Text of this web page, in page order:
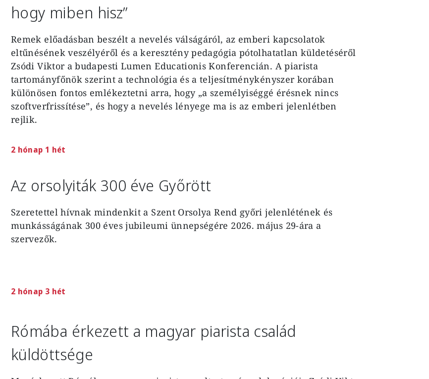
hogy miben hisz”
Remek előadásban beszélt a nevelés válságáról, az emberi kapcsolatok
eltűnésének veszélyéről és a keresztény pedagógia pótolhatatlan küldetéséről
Zsódi Viktora budapesti Lumen Educationis Konferencián. A piarista
tartományfőnök szerint a technológia és a teljesítménykényszer korában
különösen fontos emlékeztetni arra, hogy „a személyiséggé érésnek nincs
szoftverfrissítése”, és hogy a nevelés lényege ma is az emberi jelenlétben
rejlik.
2 hónap 1 hét
Az orsolyiták 300 éve Győrött
Szeretettel hívnak mindenkit a Szent Orsolya Rend győri jelenlétének és
munkásságának 300 éves jubileumi ünnepségére 2026. május 29-ára a
szervezők.
2 hónap 3 hét
Rómába érkezett a magyar piarista család
küldöttsége